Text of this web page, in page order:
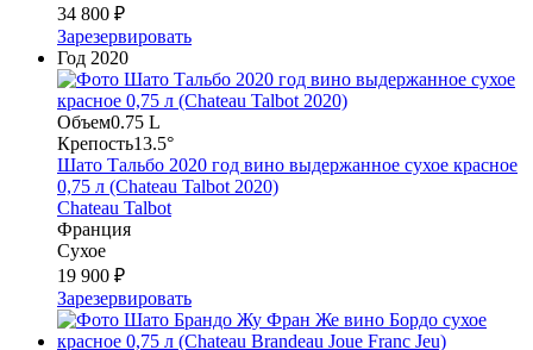
34 800 ₽
Зарезервировать
Год 2020
Объем0.75 L
Крепость13.5°
Шато Тальбо 2020 год вино выдержанное сухое красное
0,75 л (Chateau Talbot 2020)
Chateau Talbot
Франция
Сухое
19 900 ₽
Зарезервировать